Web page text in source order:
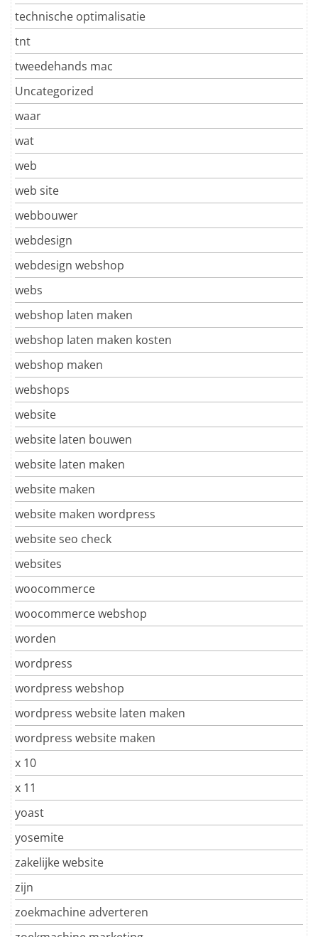
technische optimalisatie
tnt
tweedehands mac
Uncategorized
waar
wat
web
web site
webbouwer
webdesign
webdesign webshop
webs
webshop laten maken
webshop laten maken kosten
webshop maken
webshops
website
website laten bouwen
website laten maken
website maken
website maken wordpress
website seo check
websites
woocommerce
woocommerce webshop
worden
wordpress
wordpress webshop
wordpress website laten maken
wordpress website maken
x 10
x 11
yoast
yosemite
zakelijke website
zijn
zoekmachine adverteren